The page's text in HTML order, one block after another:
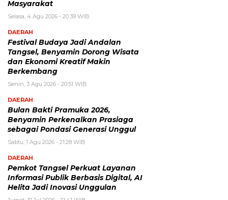
Masyarakat
Selasa, 4 Agu 2026 - 20:39 WIB
DAERAH
Festival Budaya Jadi Andalan
Tangsel, Benyamin Dorong Wisata
dan Ekonomi Kreatif Makin
Berkembang
Senin, 3 Agu 2026 - 20:51 WIB
DAERAH
Bulan Bakti Pramuka 2026,
Benyamin Perkenalkan Prasiaga
sebagai Pondasi Generasi Unggul
Sabtu, 1 Agu 2026 - 21:28 WIB
DAERAH
Pemkot Tangsel Perkuat Layanan
Informasi Publik Berbasis Digital, AI
Helita Jadi Inovasi Unggulan